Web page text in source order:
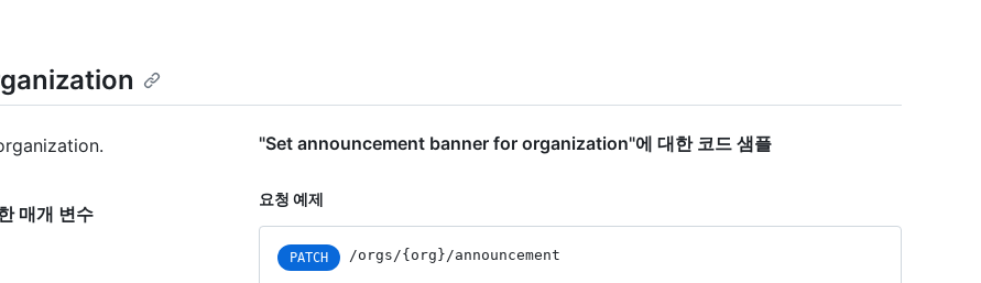
매개 변수
"Set announcement banner for organization"에 대한 코드 샘플
요청 예제
PATCH /orgs/{org}/announcement